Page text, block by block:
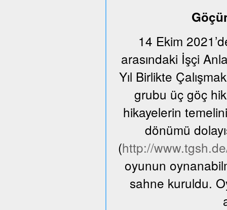
14 Ekim
arasındaki İşçi
Yıl Birlikte
grubu üç göç
hikayelerin
dönümü
(http://
oyunun
sahne kuruldu.